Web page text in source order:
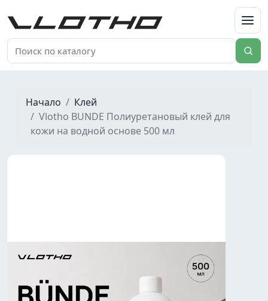
VLOTHO
Начало
Клей
Vlotho BUNDE Полиуретановый клей для
кожи на водной основе 500 мл